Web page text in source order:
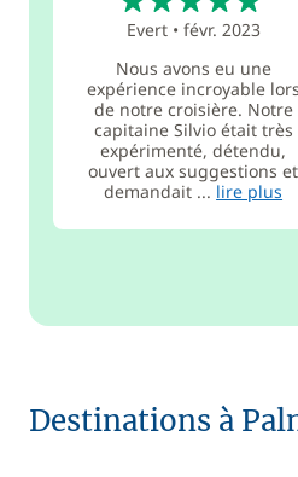
Evert• févr. 2023
Nous avons eu une
expérience incroyable lors
de notre croisière. Notre
capitaine Silvio était très
expérimenté, détendu,
ouvert aux suggestions et
demandait ... lire plus
Destinations à